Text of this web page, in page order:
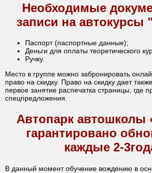
Необходимые
записи на автокурсы
Паспорт (паспортные данные);
Деньги для оплаты теоретического
Ручку.
Место в группе можно забронировать
право на скидку. Право на скидку дает
первое занятие распечатка страницы, где
спецпредложения.
Автопарк автошколы
гарантировано
каждые 2-
В данный момент обучение вождению в